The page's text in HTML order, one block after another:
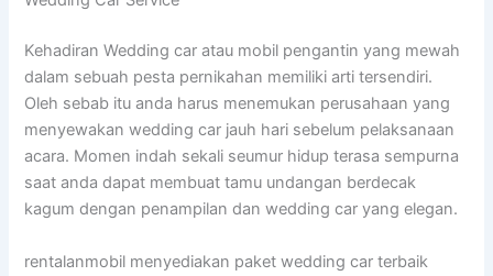
Kehadiran Wedding car atau mobil pengantin yang mewah
dalam sebuah pesta pernikahan memiliki arti tersendiri.
Oleh sebab itu anda harus menemukan perusahaan yang
menyewakan wedding car jauh hari sebelum pelaksanaan
acara. Momen indah sekali seumur hidup terasa sempurna
saat anda dapat membuat tamu undangan berdecak
kagum dengan penampilan dan wedding car yang elegan.
rentalanmobil menyediakan paket wedding car terbaik